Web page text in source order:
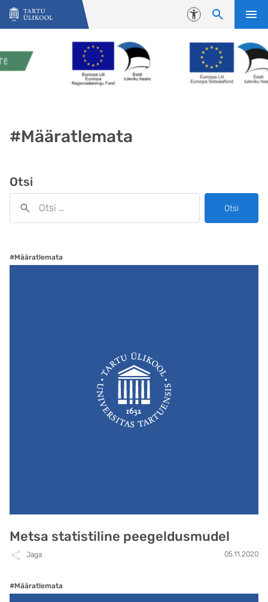
Liigu edasi põhisisu juurde
Juurdepääsetavus
#Määratlemata
Otsi
Otsi
#Määratlemata
Metsa statistiline peegeldusmudel
Jaga 05.11.2020
#Määratlemata